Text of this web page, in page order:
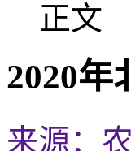
正文
2020年
来源：